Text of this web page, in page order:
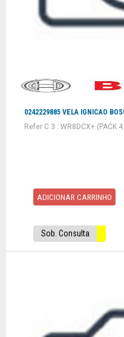
0242229885 VELA IGNICAO
Refer C 3 : WR8DCX+ (PACK
ADICIONAR CARRINHO
Sob. Consulta